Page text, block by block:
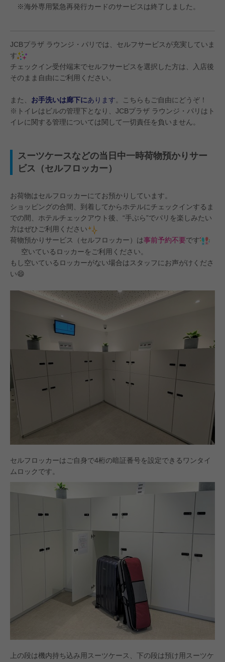
※海外専用緊急再発行カードのサービスは終了しました。
JCBプラザ ラウンジ・パリでは、セルフサービスが充実していま
す
チェックイン受付端末でセルフサービスを選択した方は、入店後
そのまま自由にご利用ください。
また、 お手洗いは廊下にあります。こちらもご自由にどうぞ！
※トイレはビルの管理下となり、JCBプラザ ラウンジ・パリはト
イレに関する管理については関して一切責任を負いません。
スーツケースなどの当日中一時荷物預かりサー
ビス（セルフロッカー）
お荷物はセルフロッカーにてお預かりしています。
ショッピングの合間、到着してからホテルにチェックインするま
での間、ホテルチェックアウト後、“手ぶら”でパリを楽しみたい
方はぜひご利用ください
荷物預かりサービス（セルフロッカー）は事前予約不要です
空いているロッカーをご利用ください。
もし空いているロッカーがない場合はスタッフにお声がけくださ
い😄
セルフロッカーはご自身で4桁の暗証番号を設定できるワンタイ
ムロックです。
上の段は機内持ち込み用スーツケース、下の段は預け用スーツケ